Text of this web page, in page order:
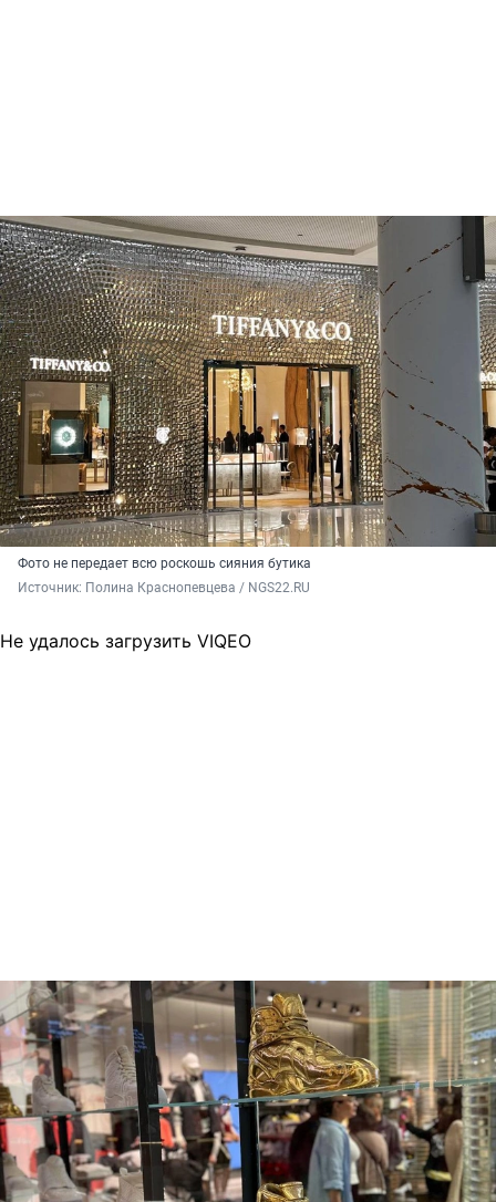
Фото не передает всю роскошь сияния бутика
Источник: Полина Краснопевцева / NGS22.RU
Не удалось загрузить VIQEO